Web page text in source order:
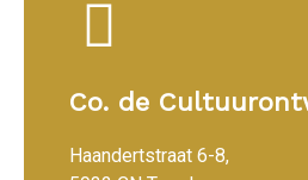
Co. de
Haandertstraat 6-8,